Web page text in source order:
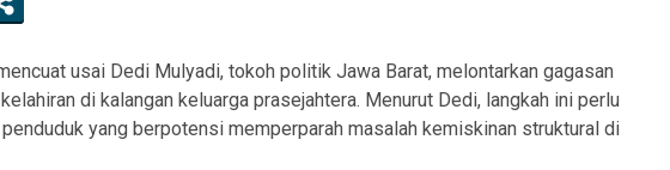
usai Dedi Mulyadi, tokoh politik Jawa Barat, melontarkan gagasan
di kalangan keluarga prasejahtera. Menurut Dedi, langkah ini perlu
yang berpotensi memperparah masalah kemiskinan struktural di